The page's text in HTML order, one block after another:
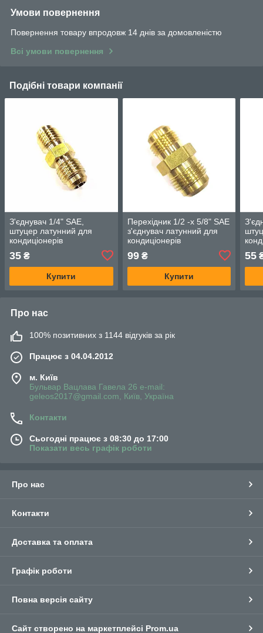
Умови повернення
Повернення товару впродовж 14 днів за домовленістю
Всі умови повернення
Подібні товари компанії
З'єднувач 1/4" SAE,
штуцер латунний для
кондиціонерів
35 ₴
Купити
Перехідник 1/2 -х 5/8" SAE
з'єднувач латунний для
кондиціонерів
99₴
Купити
55
Про нас
100% позитивних з 1144 відгуків за рік
Працює з 04.04.2012
м. Київ
Бульвар Вацлава Гавела 26 e-mail:
geleos2017@gmail.com, Київ, Україна
Контакти
Сьогодні працює з 08:30 до 17:00
Показати весь графік роботи
Про нас
Контакти
Доставка та оплата
Графік роботи
Повна версія сайту
Сайт створено на маркетплейсі Prom.ua